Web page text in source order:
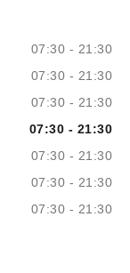
07:30 - 21:30
07:30 - 21:30
07:30 - 21:30
07:30 - 21:30
07:30 - 21:30
07:30 - 21:30
07:30 - 21:30